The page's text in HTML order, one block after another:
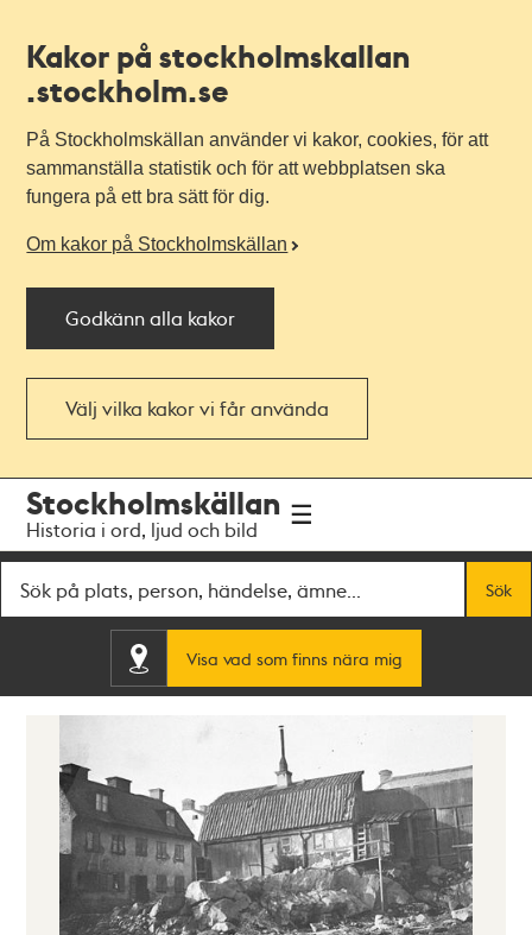
Kakor på stockholmskallan
.stockholm.se
På Stockholmskällan använder vi kakor, cookies, för att
sammanställa statistik och för att webbplatsen ska
fungera på ett bra sätt för dig.
Om kakor på Stockholmskällan
Godkänn alla kakor
Välj vilka kakor vi får använda
navigationen
huvudinnehållet
Stockholmskällan
Historia i ord, ljud och bild
Sök
Visa vad som finns nära mig